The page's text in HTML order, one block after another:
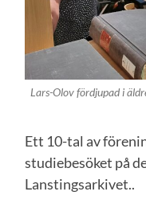
Lars-Olov fördjupad i
Ett 10-tal av
studiebesöket på
Lanstingsarkivet..